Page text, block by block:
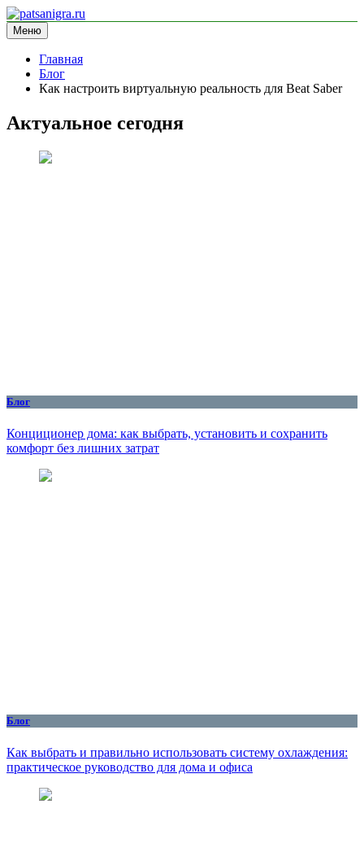
Перейти
к
содержимому
patsanigra.ru
информационный сайт
Меню
Главная
Блог
Как настроить виртуальную реальность для Beat Saber
Актуальное сегодня
Блог
Конциционер дома: как выбрать, установить и сохранить
комфорт без лишних затрат
Блог
Как выбрать и правильно использовать систему охлаждения:
практическое руководство для дома и офиса